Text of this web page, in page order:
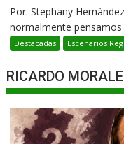
Por: Stephany
normalmente pensamos
Destacadas Escenarios
RICARDO